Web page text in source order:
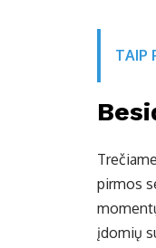
TAIP
pirmos
įdomių